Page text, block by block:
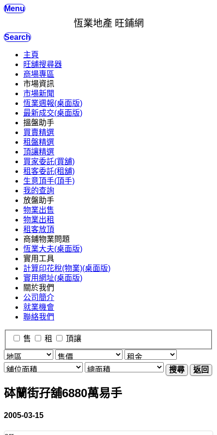
Menu
恆業地產 旺鋪網
Search
主頁
旺舖搜尋器
商場專區
市場資訊
市場新聞
恆業週報(桌面版)
最新成交(桌面版)
搵盤助手
買賣精選
租盤精選
頂讓精選
買家委託(買舖)
租客委託(租舖)
生意頂手(頂手)
我的查詢
放盤助手
物業出售
物業出租
租客放頂
商鋪物業問題
恆業大夫(桌面版)
實用工具
計算印花稅(物業)(桌面版)
實用網址(桌面版)
關於我們
公司簡介
就業機會
聯絡我們
售 租 頂讓
搜尋 返回
砵蘭街孖舖6880萬易手
2005-03-15